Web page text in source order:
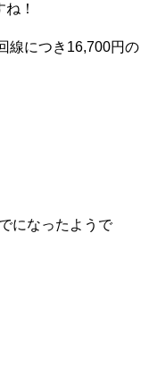
！
線につき16,700円の
になったようで